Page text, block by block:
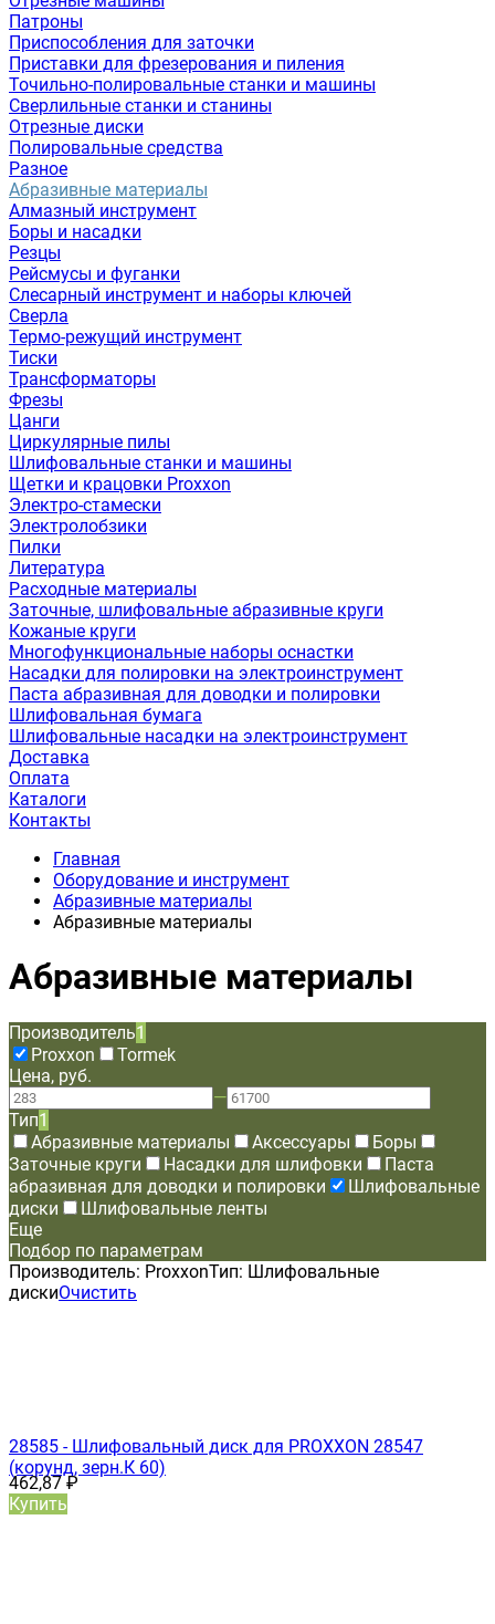
Патроны
Приспособления для заточки
Приставки для фрезерования и пиления
Точильно-полировальные станки и машины
Сверлильные станки и станины
Отрезные диски
Полировальные средства
Разное
Абразивные материалы
Алмазный инструмент
Боры и насадки
Резцы
Рейсмусы и фуганки
Слесарный инструмент и наборы ключей
Сверла
Термо-режущий инструмент
Тиски
Трансформаторы
Фрезы
Цанги
Циркулярные пилы
Шлифовальные станки и машины
Щетки и крацовки Proxxon
Электро-стамески
Электролобзики
Пилки
Литература
Расходные материалы
Заточные, шлифовальные абразивные круги
Кожаные круги
Многофункциональные наборы оснастки
Насадки для полировки на электроинструмент
Паста абразивная для доводки и полировки
Шлифовальная бумага
Шлифовальные насадки на электроинструмент
Доставка
Оплата
Каталоги
Контакты
Главная
Оборудование и инструмент
Абразивные материалы
Абразивные материалы
Абразивные материалы
Производитель1
Proxxon
Tormek
Цена, руб.
—
Тип1
Абразивные материалы
Аксессуары
Боры
Заточные круги
Насадки для шлифовки
Паста
абразивная для доводки и полировки
Шлифовальные
диски
Шлифовальные ленты
Еще
Подбор по параметрам
Производитель: ProxxonТип: Шлифовальные
дискиОчистить
28585 - Шлифовальный диск для PROXXON 28547
(корунд, зерн.К 60)
462,87₽
Купить